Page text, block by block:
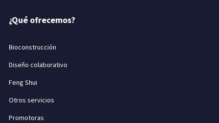
¿Qué ofrecemos?
Bioconstrucción
Diseño colaborativo
Feng Shui
Otros servicios
Promotoras